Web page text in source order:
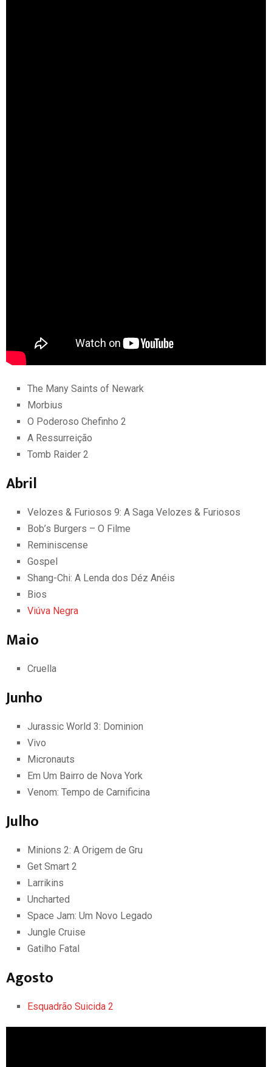
The Many Saints of Newark
Morbius
O Poderoso Chefinho 2
A Ressurreição
Tomb Raider 2
Abril
Velozes & Furiosos 9: A Saga Velozes & Furiosos
Bob’s Burgers – O Filme
Reminiscense
Gospel
Shang-Chi: A Lenda dos Déz Anéis
Bios
Viúva Negra
Maio
Cruella
Junho
Jurassic World 3: Dominion
Vivo
Micronauts
Em Um Bairro de Nova York
Venom: Tempo de Carnificina
Julho
Minions 2: A Origem de Gru
Get Smart 2
Larrikins
Uncharted
Space Jam: Um Novo Legado
Jungle Cruise
Gatilho Fatal
Agosto
Esquadrão Suicida 2